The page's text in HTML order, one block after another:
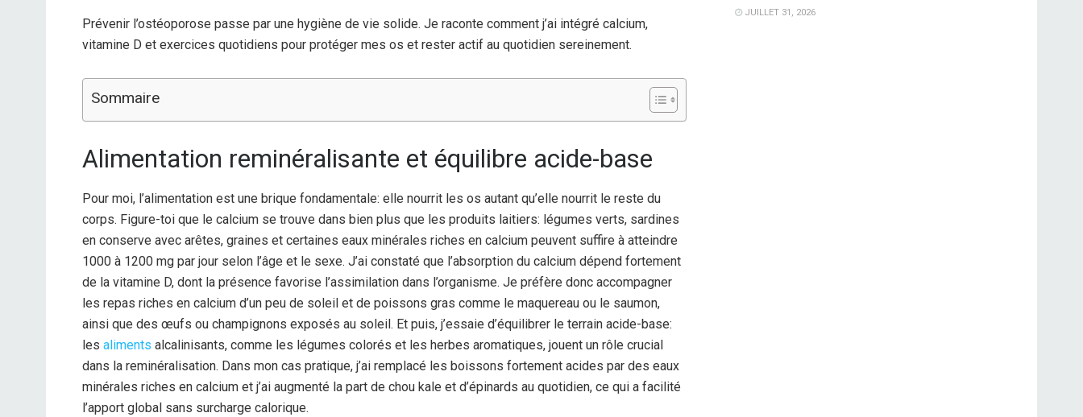
Prévenir l’ostéoporose passe par une hygiène de vie solide. Je raconte comment j’ai intégré calcium,
vitamine D et exercices quotidiens pour protéger mes os et rester actif au quotidien sereinement.
Sommaire
Alimentation reminéralisante et équilibre acide-base
Pour moi, l’alimentation est une brique fondamentale: elle nourrit les os autant qu’elle nourrit le reste du
corps. Figure-toi que le calcium se trouve dans bien plus que les produits laitiers: légumes verts, sardines
en conserve avec arêtes, graines et certaines eaux minérales riches en calcium peuvent suffire à atteindre
1000 à 1200 mg par jour selon l’âge et le sexe. J’ai constaté que l’absorption du calcium dépend fortement
de la vitamine D, dont la présence favorise l’assimilation dans l’organisme. Je préfère donc accompagner
les repas riches en calcium d’un peu de soleil et de poissons gras comme le maquereau ou le saumon,
ainsi que des œufs ou champignons exposés au soleil. Et puis, j’essaie d’équilibrer le terrain acide-base:
les aliments alcalinisants, comme les légumes colorés et les herbes aromatiques, jouent un rôle crucial
dans la reminéralisation. Dans mon cas pratique, j’ai remplacé les boissons fortement acides par des eaux
minérales riches en calcium et j’ai augmenté la part de chou kale et d’épinards au quotidien, ce qui a facilité
l’apport global sans surcharge calorique.
JUILLET 31, 2026